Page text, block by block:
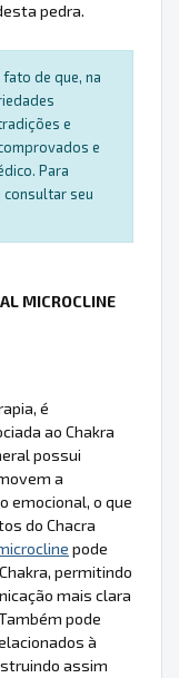
pedra.
de que, na
e
e
Para
seu
MICROCLINE
é
ao Chakra
possui
a
emocional, o que
do Chacra
pode
permitindo
mais clara
pode
à
assim